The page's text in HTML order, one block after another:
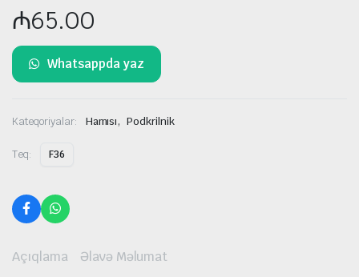
₼65.00
Whatsappda yaz
Kateqoriyalar: Hamısı, Podkrilnik
Teq: F36
Açıqlama Əlavə Məlumat